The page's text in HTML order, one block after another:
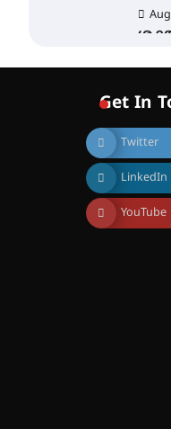
Get In
Twitter
LinkedIn
YouTube